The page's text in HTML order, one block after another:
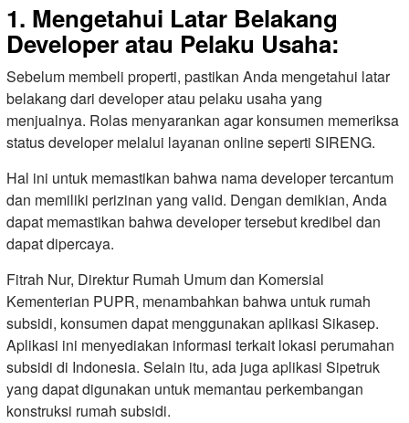
1. Mengetahui Latar Belakang
Developer atau Pelaku Usaha:
Sebelum membeli properti, pastikan Anda mengetahui latar
belakang dari developer atau pelaku usaha yang
menjualnya. Rolas menyarankan agar konsumen memeriksa
status developer melalui layanan online seperti SIRENG.
Hal ini untuk memastikan bahwa nama developer tercantum
dan memiliki perizinan yang valid. Dengan demikian, Anda
dapat memastikan bahwa developer tersebut kredibel dan
dapat dipercaya.
Fitrah Nur, Direktur Rumah Umum dan Komersial
Kementerian PUPR, menambahkan bahwa untuk rumah
subsidi, konsumen dapat menggunakan aplikasi Sikasep.
Aplikasi ini menyediakan informasi terkait lokasi perumahan
subsidi di Indonesia. Selain itu, ada juga aplikasi Sipetruk
yang dapat digunakan untuk memantau perkembangan
konstruksi rumah subsidi.